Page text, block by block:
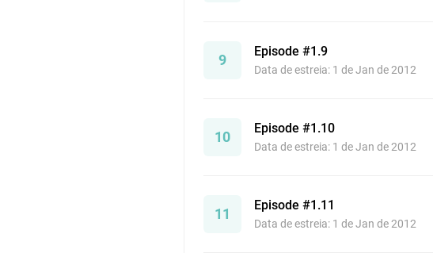
9
Episode #1.9
Data de estreia: 1 de Jan de 2012
10
Episode #1.10
Data de estreia: 1 de Jan de 2012
11
Episode #1.11
Data de estreia: 1 de Jan de 2012